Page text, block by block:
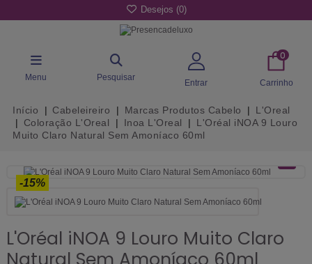
Desejos (0)
Menu Pesquisar
Entrar
0
Carrinho
Início Cabeleireiro Marcas Produtos Cabelo
L'Oreal
Coloração L'Oreal
Inoa L'Oreal
L'Oréal iNOA 9 Louro
Muito Claro Natural Sem Amoníaco 60ml
-15%
L'Oréal iNOA 9 Louro Muito Claro